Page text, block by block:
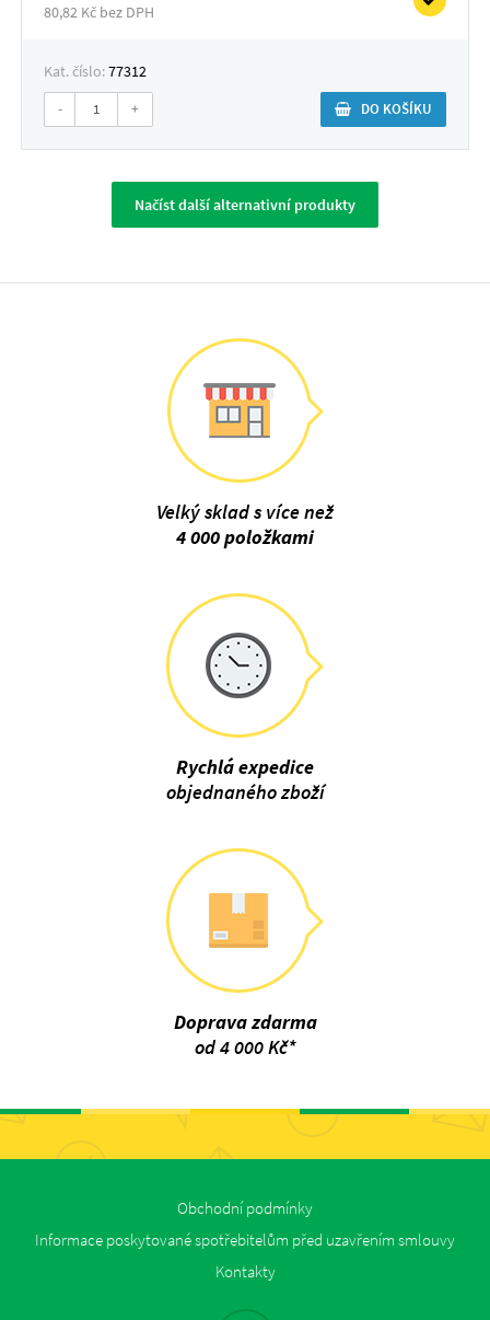
80,82 Kč bez DPH
Kat. číslo:77312
- + DO KOŠÍKU
Načíst další alternativní produkty
Velký sklad s více než
4 000 položkami
Rychlá expedice
objednaného zboží
Doprava zdarma
od 4 000 Kč*
Obchodní podmínky
Informace poskytované spotřebitelům před uzavřením smlouvy
Kontakty